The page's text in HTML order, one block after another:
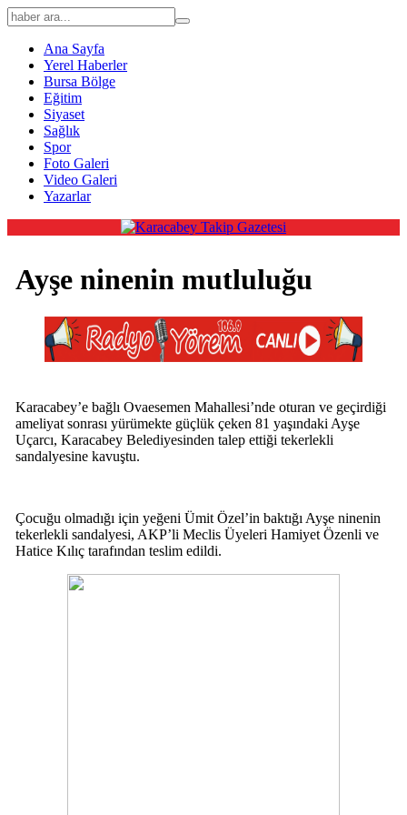
Ana Sayfa
Yerel Haberler
Bursa Bölge
Eğitim
Siyaset
Sağlık
Spor
Foto Galeri
Video Galeri
Yazarlar
Ayşe ninenin mutluluğu
Karacabey’e bağlı Ovaesemen Mahallesi’nde oturan ve geçirdiği
ameliyat sonrası yürümekte güçlük çeken 81 yaşındaki Ayşe
Uçarcı, Karacabey Belediyesinden talep ettiği tekerlekli
sandalyesine kavuştu.
Çocuğu olmadığı için yeğeni Ümit Özel’in baktığı Ayşe ninenin
tekerlekli sandalyesi, AKP’li Meclis Üyeleri Hamiyet Özenli ve
Hatice Kılıç tarafından teslim edildi.